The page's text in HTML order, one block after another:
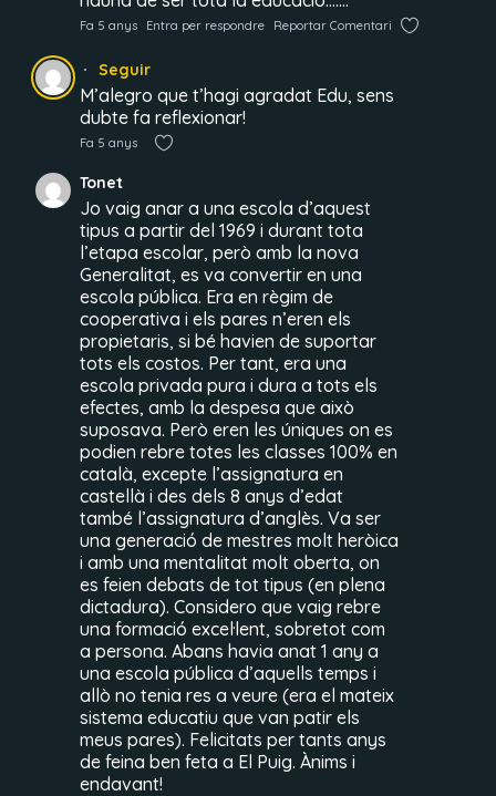
Fa 5 anys Entra per respondre Reportar Comentari
Seguir
M’alegro que t’hagi agradat Edu, sens
dubte fa reflexionar!
Fa 5 anys
Tonet
Jo vaig anar a una escola d’aquest
tipus a partir del 1969 i durant tota
l’etapa escolar, però amb la nova
Generalitat, es va convertir en una
escola pública. Era en règim de
cooperativa i els pares n’eren els
propietaris, si bé havien de suportar
tots els costos. Per tant, era una
escola privada pura i dura a tots els
efectes, amb la despesa que això
suposava. Però eren les úniques on es
podien rebre totes les classes 100% en
català, excepte l’assignatura en
castellà i des dels 8 anys d’edat
també l’assignatura d’anglès. Va ser
una generació de mestres molt heròica
i amb una mentalitat molt oberta, on
es feien debats de tot tipus (en plena
dictadura). Considero que vaig rebre
una formació excel·lent, sobretot com
a persona. Abans havia anat 1 any a
una escola pública d’aquells temps i
allò no tenia res a veure (era el mateix
sistema educatiu que van patir els
meus pares). Felicitats per tants anys
de feina ben feta a El Puig. Ànims i
endavant!